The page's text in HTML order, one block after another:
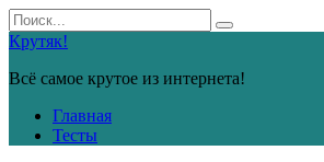
Перейти
к
контенту
Search
for:
Крутяк!
Всё самое крутое из интернета!
Главная
Тесты